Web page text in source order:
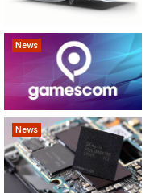
News
News